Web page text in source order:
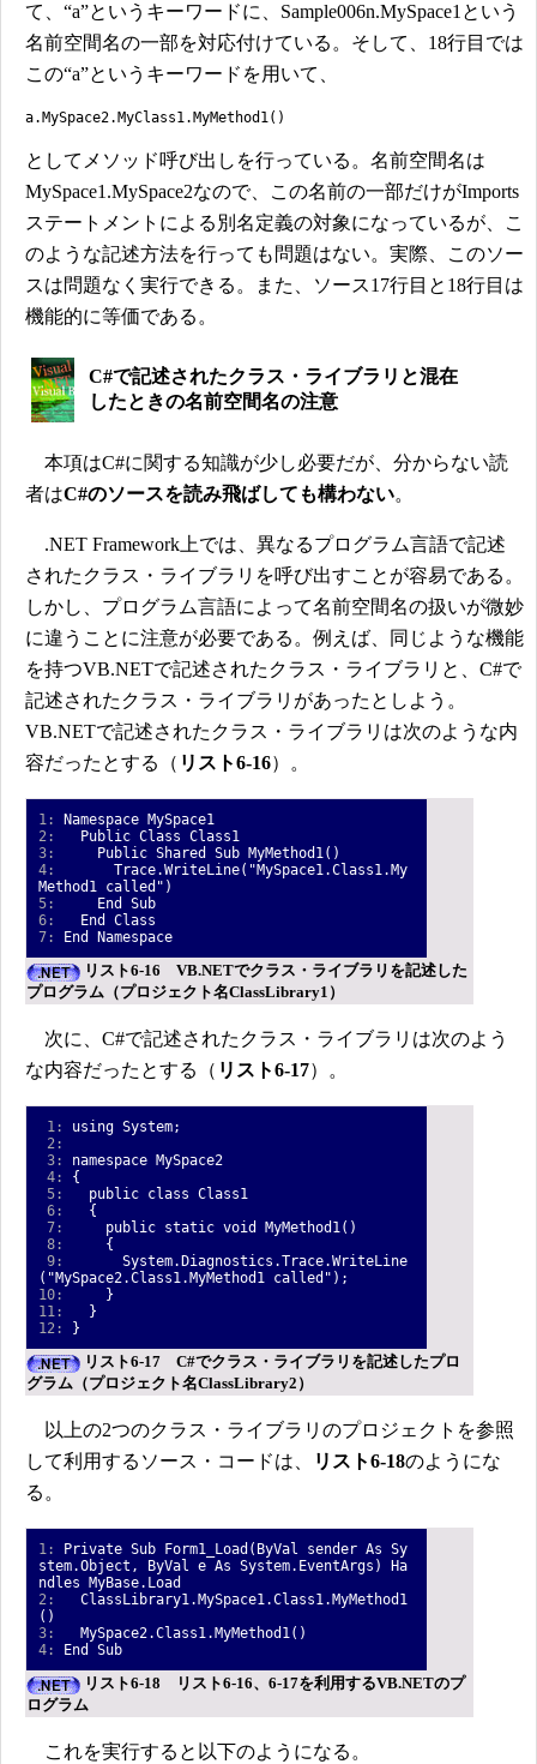
て、“a”というキーワードに、Sample006n.MySpace1という
名前空間名の一部を対応付けている。そして、18行目では
この“a”というキーワードを用いて、
a.MySpace2.MyClass1.MyMethod1()
としてメソッド呼び出しを行っている。名前空間名は
MySpace1.MySpace2なので、この名前の一部だけがImports
ステートメントによる別名定義の対象になっているが、こ
のような記述方法を行っても問題はない。実際、このソー
スは問題なく実行できる。また、ソース17行目と18行目は
機能的に等価である。
C#で記述されたクラス・ライブラリと混在
したときの名前空間名の注意
本項はC#に関する知識が少し必要だが、分からない読
者はC#のソースを読み飛ばしても構わない。
.NET Framework上では、異なるプログラム言語で記述
されたクラス・ライブラリを呼び出すことが容易である。
しかし、プログラム言語によって名前空間名の扱いが微妙
に違うことに注意が必要である。例えば、同じような機能
を持つVB.NETで記述されたクラス・ライブラリと、C#で
記述されたクラス・ライブラリがあったとしよう。
VB.NETで記述されたクラス・ライブラリは次のような内
容だったとする（ リスト6-16）。
1:
Namespace MySpace1
2:
Public Class Class1
3:
Public Shared Sub MyMethod1()
4:
Trace.WriteLine("MySpace1.Class1.My
Method1 called")
5:
End Sub
6:
End Class
7:
End Namespace
リスト6-16 VB.NETでクラス・ライブラリを記述した
プログラム（プロジェクト名ClassLibrary1）
次に、C#で記述されたクラス・ライブラリは次のよう
な内容だったとする（ リスト6-17）。
1: using System;
2:
3: namespace MySpace2
4: {
5:
public class Class1
6:
{
7:
public static void MyMethod1()
8:
{
9:
System.Diagnostics.Trace.WriteLine
("MySpace2.Class1.MyMethod1 called");
10:
}
11:
}
12:
}
リスト6-17 C#でクラス・ライブラリを記述したプロ
グラム（プロジェクト名ClassLibrary2）
以上の2つのクラス・ライブラリのプロジェクトを参照
して利用するソース・コードは、
リスト6-18のようにな
る。
1:
Private Sub Form1_Load(ByVal sender As Sy
stem.Object, ByVal e As System.EventArgs) Ha
ndles MyBase.Load
2:
ClassLibrary1.MySpace1.Class1.MyMethod1
()
3:
MySpace2.Class1.MyMethod1()
4:
End Sub
リスト6-18 リスト6-16、6-17を利用するVB.NETのプ
ログラム
これを実行すると以下のようになる。